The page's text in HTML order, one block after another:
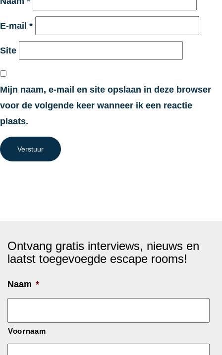
E-mail *
Site
Mijn naam, e-mail en site opslaan in deze browser
voor de volgende keer wanneer ik een reactie
plaats.
Verstuur
Ontvang gratis interviews, nieuws en
laatst toegevoegde escape rooms!
Naam *
Voornaam